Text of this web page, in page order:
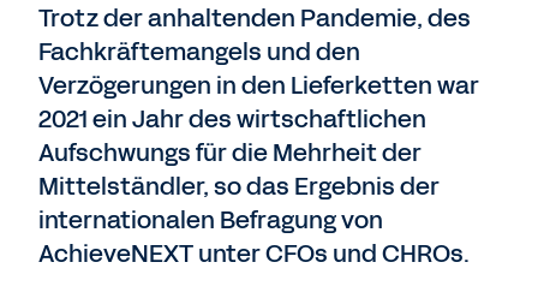
Trotz der anhaltenden Pandemie, des
Fachkräftemangels und den
Verzögerungen in den Lieferketten war
2021 ein Jahr des wirtschaftlichen
Aufschwungs für die Mehrheit der
Mittelständler, so das Ergebnis der
internationalen Befragung von
AchieveNEXT unter CFOs und CHROs.